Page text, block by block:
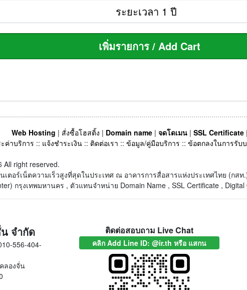
Web Hosting | สั่งซื้อโฮสติ้ง | Domain name | จดโดเมน | SSL Certificate |
ค่าบริการ :: แจ้งชำระเงิน :: ติดต่อเรา :: ข้อมูล/คู่มือบริการ :: ข้อตกลงในการรับ
All right reserved.
ตอร์เน็ตความเร็วสูงที่สุดในประเทศ ณ อาคารการสื่อสารแห่งประเทศไทย (กส
กรุงเทพมหานคร , ตัวแทนจำหน่าย Domain Name , SSL Certificate , Digital
จำกัด
556-404-
ลองจั่น
ติดต่อสอบถาม Live Chat
คลิก Add Line ID: @ir.th หรือ แสกน